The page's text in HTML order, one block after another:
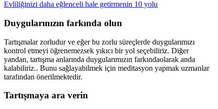
Evliliğinizi daha eğlenceli hale getirmenin 10 yolu
Duygularınızın farkında olun
Tartışmalar zorludur ve eğer bu zorlu süreçlerde duygularımızı
kontrol etmeyi öğrenemezsek yıkıcı bir yol seçebiliriz. Diğer
yandan, tartışma anlarında duygularımızın farkındaolarak anda
kalabiliriz.. Bunu sağlayabilmek için meditasyon yapmak uzmanlar
tarafından önerilmektedir.
Tartışmaya ara verin